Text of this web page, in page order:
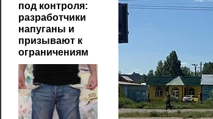
под контроля:
разработчики
напуганы и
призывают к
ограничениям